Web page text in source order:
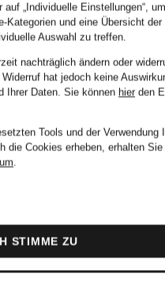
2er-
Pack
Shirts
LIGHT
79,95 €
„Individuelle Einstellungen“,
Kategorien und eine Übersicht
Auswahl zu treffen.
nachträglich ändern oder
hat jedoch keine
Ihrer Daten. Sie können hier den
Tools und der Verwendung
die Cookies erheben, erhalten
.
STIMME ZU